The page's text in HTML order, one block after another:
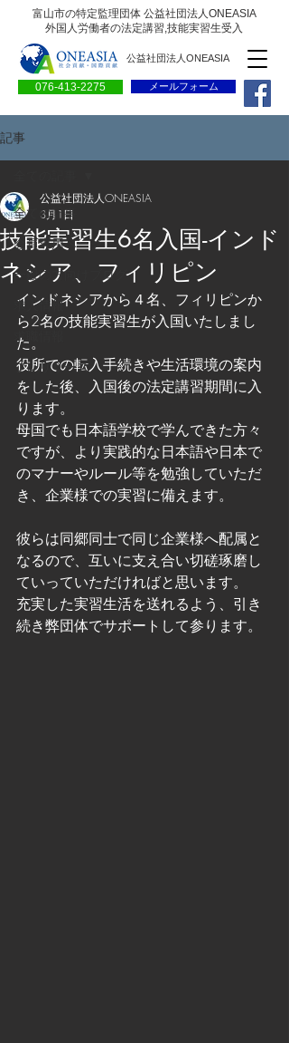
富山市の特定監理団体 公益社団法人ONEASIA
外国人労働者の法定講習,技能実習生受入
076-413-2275
公益社団法人ONEASIA
メールフォーム
記事
全ての記事
会員専用ページ
一般の方向けブログ
求人情報
求職情報
プレリリース
技能実習生6名入国-インド
ネシア、フィリピン
公益社団法人ONEASIA
3月1日
インドネシアから４名、フィリピンか
ら2名の技能実習生が入国いたしまし
た。
役所での転入手続きや生活環境の案内
をした後、入国後の法定講習期間に入
ります。
母国でも日本語学校で学んできた方々
ですが、より実践的な日本語や日本で
のマナーやルール等を勉強していただ
き、企業様での実習に備えます。
彼らは同郷同士で同じ企業様へ配属と
なるので、互いに支え合い切磋琢磨し
ていっていただければと思います。
充実した実習生活を送れるよう、引き
続き弊団体でサポートして参ります。